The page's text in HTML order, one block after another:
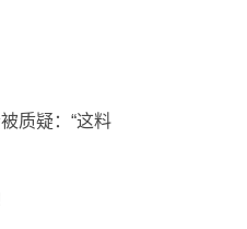
质疑：“这料